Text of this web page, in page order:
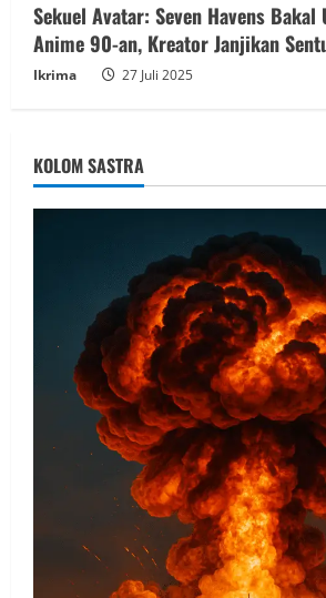
Sekuel Avatar: Seven Havens Bakal
Anime 90-an, Kreator Janjikan
Ikrima 27 Juli 2025
KOLOM SASTRA